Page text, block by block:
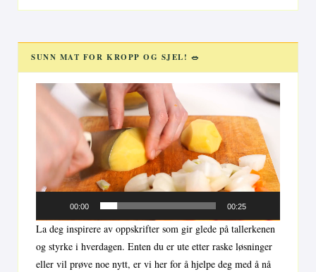
SUNN MAT FOR KROPP OG SJEL! 🥗
Videoavspiller
00:00 00:25
La deg inspirere av oppskrifter som gir glede på tallerkenen
og styrke i hverdagen. Enten du er ute etter raske løsninger
eller vil prøve noe nytt, er vi her for å hjelpe deg med å nå